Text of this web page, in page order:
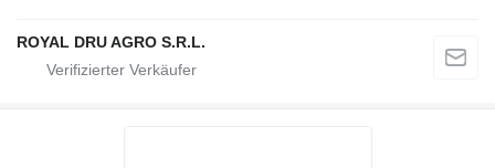
ROYAL DRU AGRO S.R.L.